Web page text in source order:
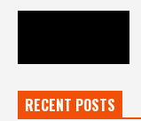
RECENT POSTS